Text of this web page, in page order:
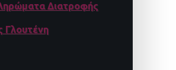
Διατροφής
Γλουτένη